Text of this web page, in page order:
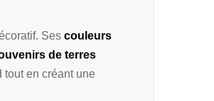
Ses couleurs
de terres
tout en créant une